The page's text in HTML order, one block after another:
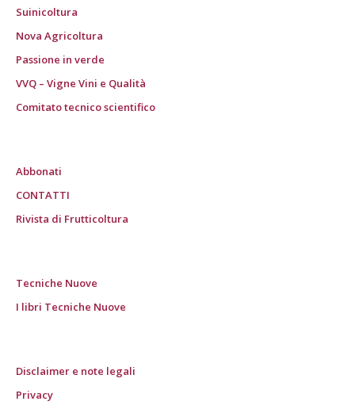
Suinicoltura
Nova Agricoltura
Passione in verde
VVQ – Vigne Vini e Qualità
Comitato tecnico scientifico
Abbonati
CONTATTI
Rivista di Frutticoltura
Tecniche Nuove
I libri Tecniche Nuove
Disclaimer e note legali
Privacy